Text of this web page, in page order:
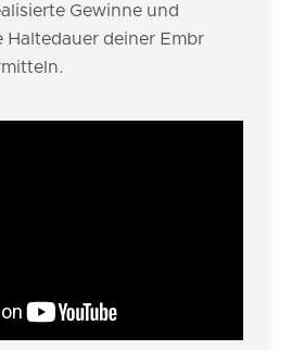
Gewinne und
Haltedauer deiner Embr